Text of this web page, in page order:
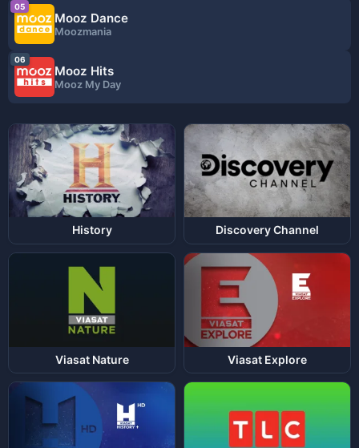
05
Mooz Dance
Moozmania
06
Mooz Hits
Mooz My Day
History Discovery Channel
Viasat Nature Viasat Explore